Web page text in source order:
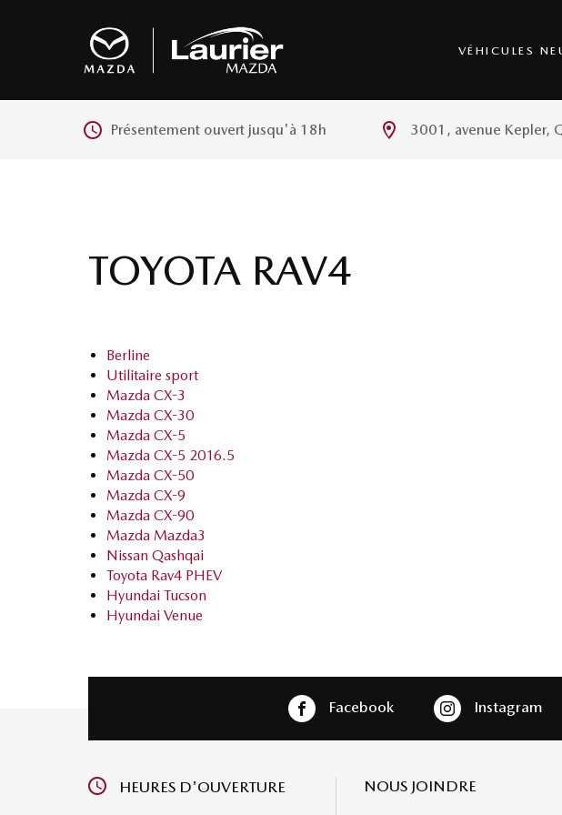
VÉHICULES
Présentement ouvert jusqu'à 18h 3001, avenue Kepler,
TOYOTA RAV4
Berline
Utilitaire sport
Mazda CX-3
Mazda CX-30
Mazda CX-5
Mazda CX-5 2016.5
Mazda CX-50
Mazda CX-9
Mazda CX-90
Mazda Mazda3
Nissan Qashqai
Toyota Rav4 PHEV
Hyundai Tucson
Hyundai Venue
Facebook Instagram
HEURES D'OUVERTURE NOUS JOINDRE